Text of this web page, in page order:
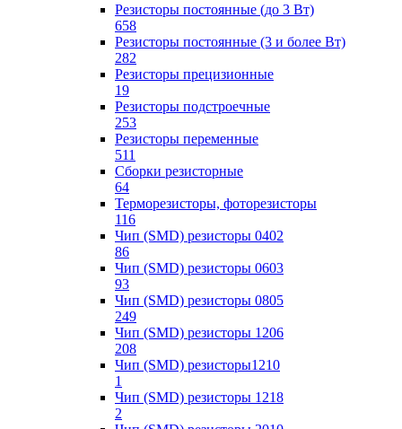
Резисторы постоянные (до 3 Вт)
658
Резисторы постоянные (3 и более Вт)
282
Резисторы прецизионные
19
Резисторы подстроечные
253
Резисторы переменные
511
Сборки резисторные
64
Терморезисторы, фоторезисторы
116
Чип (SMD) резисторы 0402
86
Чип (SMD) резисторы 0603
93
Чип (SMD) резисторы 0805
249
Чип (SMD) резисторы 1206
208
Чип (SMD) резисторы1210
1
Чип (SMD) резисторы 1218
2